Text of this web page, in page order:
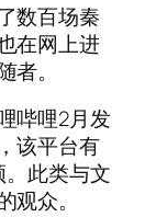
数百场秦
在网上进
。
哔哩2月发
该平台有
。此类与文
众。